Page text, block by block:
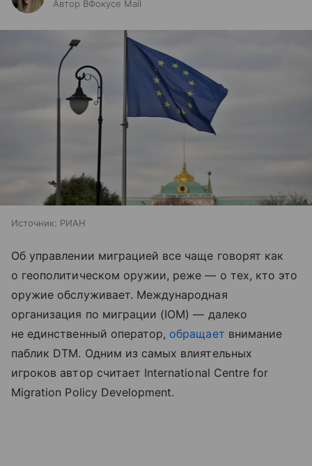
Автор ВФокусе Mail
Источник: РИАН
Об управлении миграцией все чаще говорят как
о геополитическом оружии, реже — о тех, кто это
оружие обслуживает. Международная
организация по миграции (IOM) — далеко
не единственный оператор, обращает внимание
паблик DTM. Одним из самых влиятельных
игроков автор считает International Centre for
Migration Policy Development.